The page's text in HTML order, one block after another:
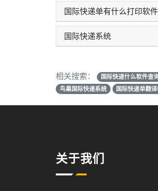
国际快递单有什么打印软
国际快递系统
相关搜索： 国际快递什么软件查
鸟巢国际快递系统
国际快递单翻
关于我们